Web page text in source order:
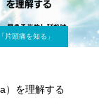
片頭痛を知る」
）を理解する